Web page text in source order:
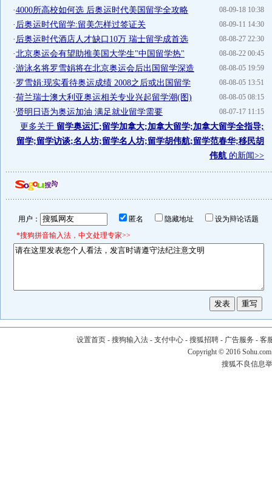
08-09-18 10:38
·4000所高校如何选 后奥运时代美国留学全攻略
08-09-11 14:30
· 后奥运时代留学:留美怎样过签证关
08-08-27 22:30
· 后奥运时代酒店人才缺口10万 瑞士留学成首选
08-08-22 00:45
·北京奥运会有望助推美国大学生"中国留学热"
08-08-05 19:59
·游泳名将罗雪娟将在北京奥运会后出国留学深造
08-08-05 13:51
·罗雪娟:现实看待奥运成绩 2008之后或出国留学
08-08-05 08:15
·荷兰瑞士澳大利亚奥运相关专业兴起留学潮(图)
08-07-17 11:15
·贤明日语为奥运加油 满足就业留学需要
更多关于 留学奥运汇;留学加拿大;加拿大留学;加拿大留学全指导;
留学;留学访谈;名人坊;留学名人坊;留学胡伟航;留学范春华;移民胡
伟航 的新闻>>
用户： 匿名 隐藏地址
设为辩论话题
*搜狗拼音输入法，中文处理专家>>
设置首页- 搜狗输入法- 支付中心- 搜狐招聘- 广告服务 - 客
Copyright © 2016
搜狐不良信息